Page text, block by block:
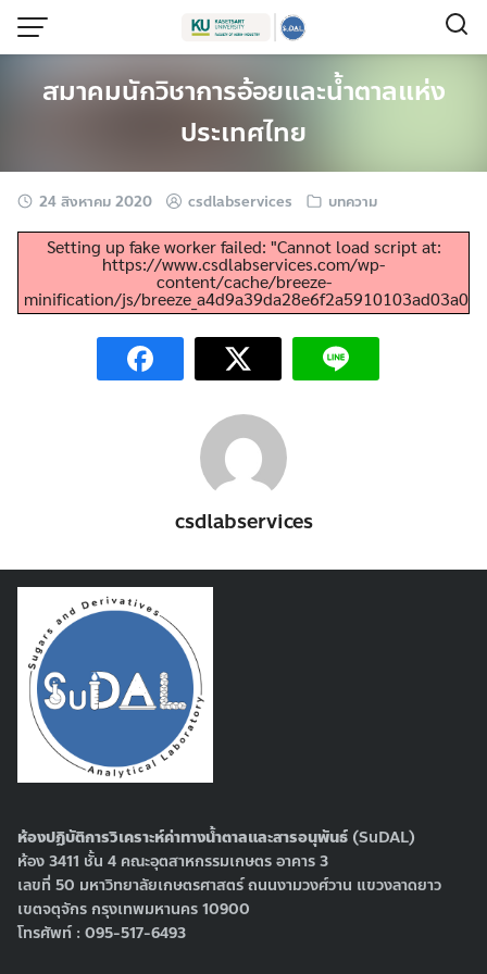
Skip
สมาคมนักวิชาการอ้อยและน้ำตาลแห่ง
ประเทศไทย
24 สิงหาคม 2020 csdlabservices บทความ
Setting up fake worker failed: "Cannot load script at:
https://www.csdlabservices.com/wp-
content/cache/breeze-
minification/js/
csdlabservices
ห้องปฏิบัติการวิเคราะห์ค่าทางน้ำตาลและสารอนุพันธ์ (SuDAL)
ห้อง 3411 ชั้น 4 คณะอุตสาหกรรมเกษตร อาคาร 3
เลขที่ 50 มหาวิทยาลัยเกษตรศาสตร์ ถนนงามวงศ์วาน แขวงลาดยาว
เขตจตุจักร กรุงเทพมหานคร 10900
โทรศัพท์ : 095-517-6493